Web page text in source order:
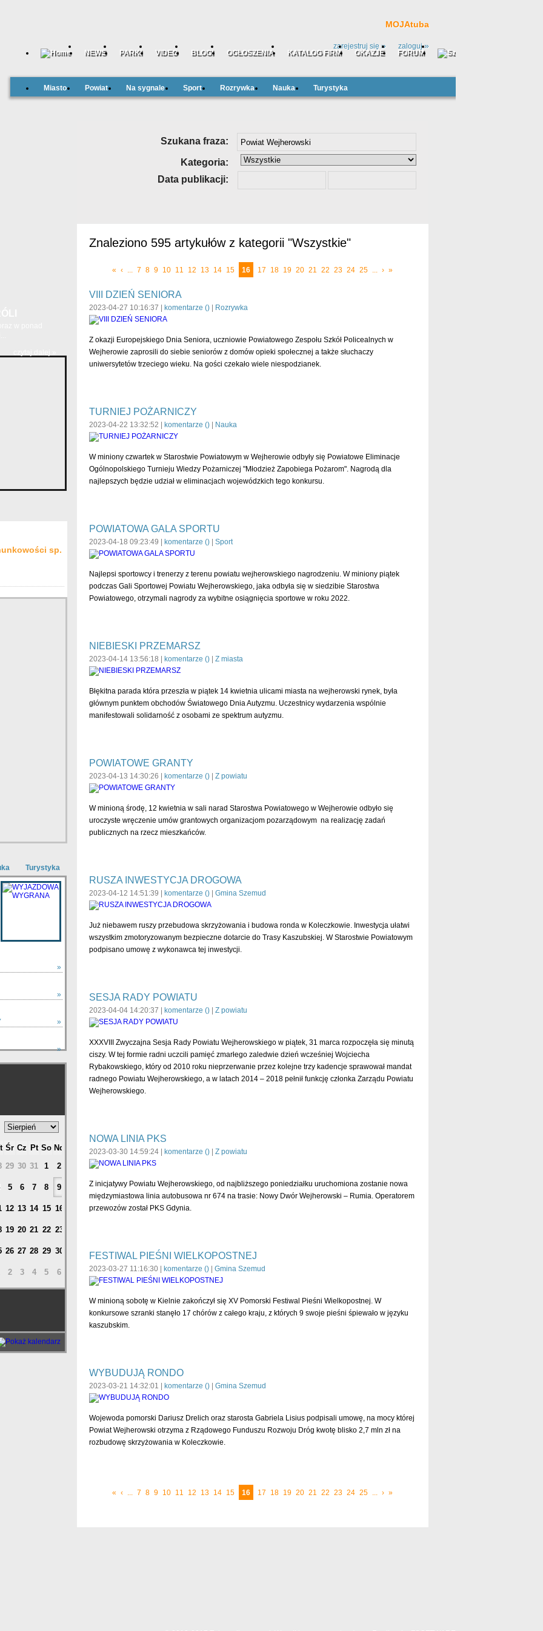
MOJAtuba
zarejestruj się » zaloguj»
NEWS PARKI VIDEO BLOGI OGŁOSZENIA KATALOG FIRM OKAZJE FORUM
Miasto Powiat Na sygnale Sport Rozrywka Nauka Turystyka
w ponad
sp.
Turystyka
»
»
»
»
wszystkie »
Śr Cz Pt So Nd
29 30 31 1 2
5 6 7 8 9
12 13 14 15 16
19 20 21 22 23
26 27 28 29 30
2 3 4 5 6
Szukana fraza:
Kategoria:
Data publikacji:
Znaleziono 595 artykułów z kategorii "Wszystkie"
« ‹ ... 7 8 9 10 11 12 13 14 15 16 17 18 19 20 21 22 23 24 25 ... › »
VIII DZIEŃ SENIORA
2023-04-27 10:16:37 | komentarze ()| Rozrywka
Z okazji Europejskiego Dnia Seniora, uczniowie Powiatowego Zespołu Szkół Policealnych w
Wejherowie zaprosili do siebie seniorów z domów opieki społecznej a także słuchaczy
uniwersytetów trzeciego wieku. Na gości czekało wiele niespodzianek.
TURNIEJ POŻARNICZY
2023-04-22 13:32:52 | komentarze ()| Nauka
W miniony czwartek w Starostwie Powiatowym w Wejherowie odbyły się Powiatowe Eliminacje
Ogólnopolskiego Turnieju Wiedzy Pożarniczej "Młodzież Zapobiega Pożarom". Nagrodą dla
najlepszych będzie udział w eliminacjach wojewódzkich tego konkursu.
POWIATOWA GALA SPORTU
2023-04-18 09:23:49 | komentarze ()| Sport
Najlepsi sportowcy i trenerzy z terenu powiatu wejherowskiego nagrodzeniu. W miniony piątek
podczas Gali Sportowej Powiatu Wejherowskiego, jaka odbyła się w siedzibie Starostwa
Powiatowego, otrzymali nagrody za wybitne osiągnięcia sportowe w roku 2022.
NIEBIESKI PRZEMARSZ
2023-04-14 13:56:18 | komentarze ()| Z miasta
Błękitna parada która przeszła w piątek 14 kwietnia ulicami miasta na wejherowski rynek, była
głównym punktem obchodów Światowego Dnia Autyzmu. Uczestnicy wydarzenia wspólnie
manifestowali solidarność z osobami ze spektrum autyzmu.
POWIATOWE GRANTY
2023-04-13 14:30:26 | komentarze ()| Z powiatu
W minioną środę, 12 kwietnia w sali narad Starostwa Powiatowego w Wejherowie odbyło się
uroczyste wręczenie umów grantowych organizacjom pozarządowym na realizację zadań
publicznych na rzecz mieszkańców.
RUSZA INWESTYCJA DROGOWA
2023-04-12 14:51:39 | komentarze ()| Gmina Szemud
Już niebawem ruszy przebudowa skrzyżowania i budowa ronda w Koleczkowie. Inwestycja ułatwi
wszystkim zmotoryzowanym bezpieczne dotarcie do Trasy Kaszubskiej. W Starostwie Powiatowym
podpisano umowę z wykonawca tej inwestycji.
SESJA RADY POWIATU
2023-04-04 14:20:37 | komentarze ()| Z powiatu
XXXVIII Zwyczajna Sesja Rady Powiatu Wejherowskiego w piątek, 31 marca rozpoczęła się minutą
ciszy. W tej formie radni uczcili pamięć zmarłego zaledwie dzień wcześniej Wojciecha
Rybakowskiego, który od 2010 roku nieprzerwanie przez kolejne trzy kadencje sprawował mandat
radnego Powiatu Wejherowskiego, a w latach 2014 – 2018 pełnił funkcję członka Zarządu Powiatu
Wejherowskiego.
NOWA LINIA PKS
2023-03-30 14:59:24 | komentarze ()| Z powiatu
Z inicjatywy Powiatu Wejherowskiego, od najbliższego poniedziałku uruchomiona zostanie nowa
międzymiastowa linia autobusowa nr 674 na trasie: Nowy Dwór Wejherowski – Rumia. Operatorem
przewozów został PKS Gdynia.
FESTIWAL PIEŚNI WIELKOPOSTNEJ
2023-03-27 11:16:30 | komentarze ()| Gmina Szemud
W minioną sobotę w Kielnie zakończył się XV Pomorski Festiwal Pieśni Wielkopostnej. W
konkursowe szranki stanęło 17 chórów z całego kraju, z których 9 swoje pieśni śpiewało w języku
kaszubskim.
WYBUDUJĄ RONDO
2023-03-21 14:32:01 | komentarze ()| Gmina Szemud
Wojewoda pomorski Dariusz Drelich oraz starosta Gabriela Lisius podpisali umowę, na mocy której
Powiat Wejherowski otrzyma z Rządowego Funduszu Rozwoju Dróg kwotę blisko 2,7 mln zł na
rozbudowę skrzyżowania w Koleczkowie.
« ‹ ... 7 8 9 10 11 12 13 14 15 16 17 18 19 20 21 22 23 24 25 ... › »